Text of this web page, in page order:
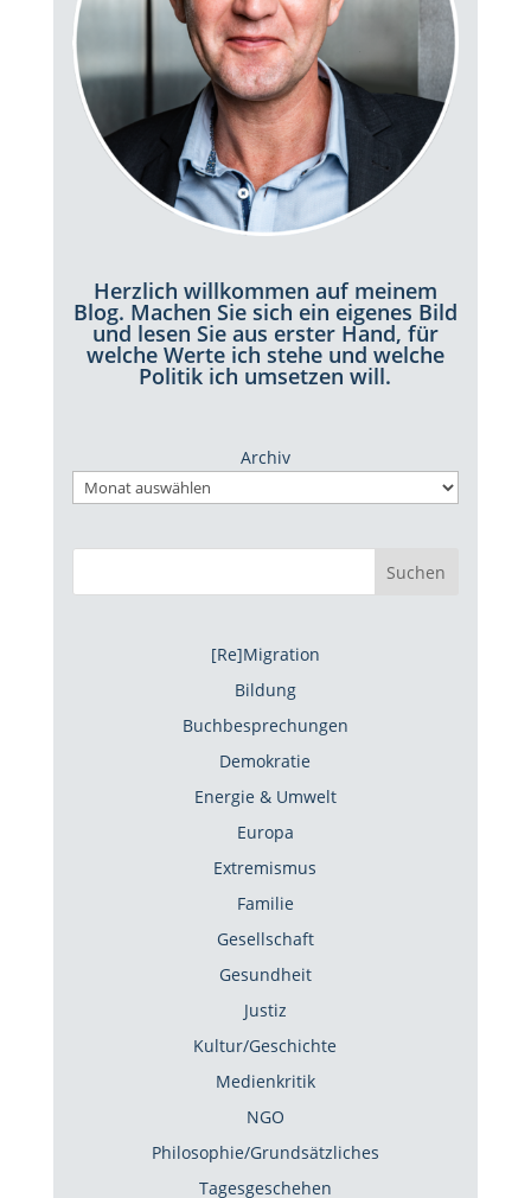
Herzlich willkommen auf meinem
Blog. Machen Sie sich ein eigenes Bild
und lesen Sie aus erster Hand, für
welche Werte ich stehe und welche
Politik ich umsetzen will.
Archiv
Suchen
[Re]Migration
Bildung
Buchbesprechungen
Demokratie
Energie & Umwelt
Europa
Extremismus
Familie
Gesellschaft
Gesundheit
Justiz
Kultur/Geschichte
Medienkritik
NGO
Philosophie/Grundsätzliches
Tagesgeschehen